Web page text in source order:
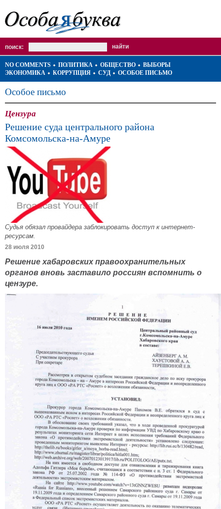
поиск:
NO COMMENTS ПОЛИТИКА ОБЩЕСТВО
ВЫБОРЫ
ЭКОНОМИКА
КОРРУПЦИЯ СУД ОСОБОЕ ПИСЬМО
Особое письмо
Цензура
Решение суда центрального района
Комсомольска-на-Амуре
Судья обязал провайдера заблокировать доступ к интернет-
ресурсам.
28 июля 2010
Решение хабаровских правоохранительных
органов вновь заставило россиян вспомнить о
цензуре.